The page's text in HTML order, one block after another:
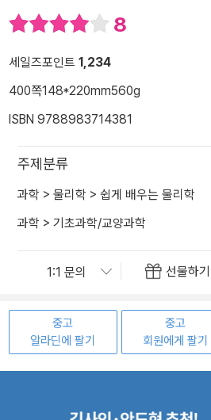
8
세일즈포인트 1,234
400쪽148*220mm560g
ISBN 9788983714381
주제분류
과학 > 물리학 > 쉽게 배우는 물리학
과학 > 기초과학/교양과학
선물하기
중고
알라딘에 팔기
중고
회원에게 팔기